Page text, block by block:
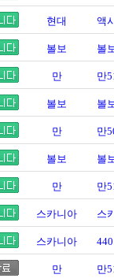
현대 액
볼보 볼
만 만
볼보 볼
만 만
볼보 볼
만 만
스카니아 스
스카니아
만 만